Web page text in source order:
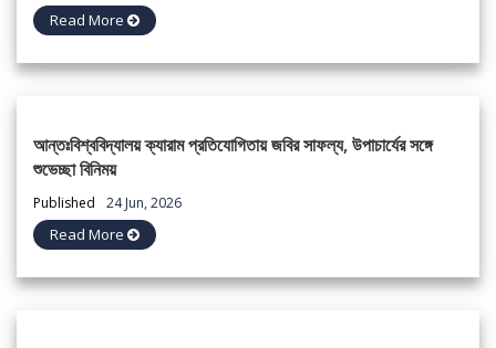
Read More
আন্তঃবিশ্ববিদ্যালয় ক্যারাম প্রতিযোগিতায় জবির সাফল্য, উপাচার্যের সঙ্গে
শুভেচ্ছা বিনিময়
Published 24 Jun, 2026
Read More